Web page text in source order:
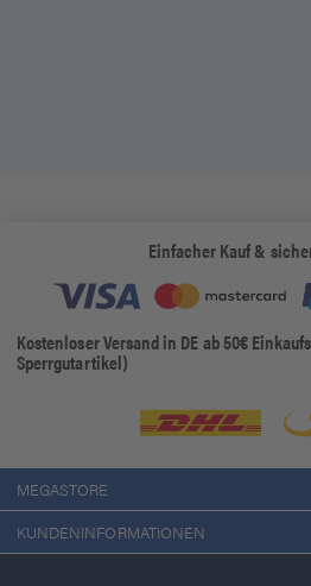
Einfacher Kauf &
Kostenloser Versand in DE ab 50€
Sperrgutartikel)
MEGASTORE
KUNDENINFORMATIONEN